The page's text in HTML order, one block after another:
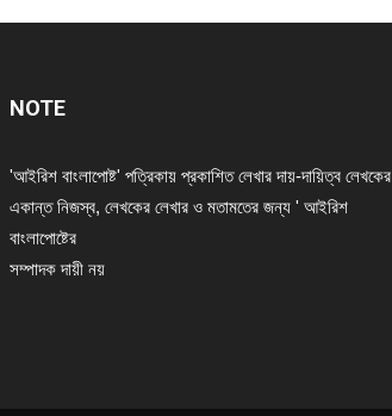
NOTE
'আইরিশ বাংলাপোষ্ট' পত্রিকায় প্রকাশিত লেখার দায়-দায়িত্ব লেখকের
একান্ত নিজস্ব, লেখকের লেখার ও মতামতের জন্য ' আইরিশ
বাংলাপোষ্টের
সম্পাদক দায়ী নয়